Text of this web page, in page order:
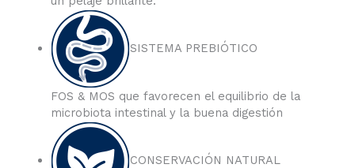
SISTEMA PREBIÓTICO
FOS & MOS que favorecen el equilibrio de la
microbiota intestinal y la buena digestión
CONSERVACIÓN NATURAL